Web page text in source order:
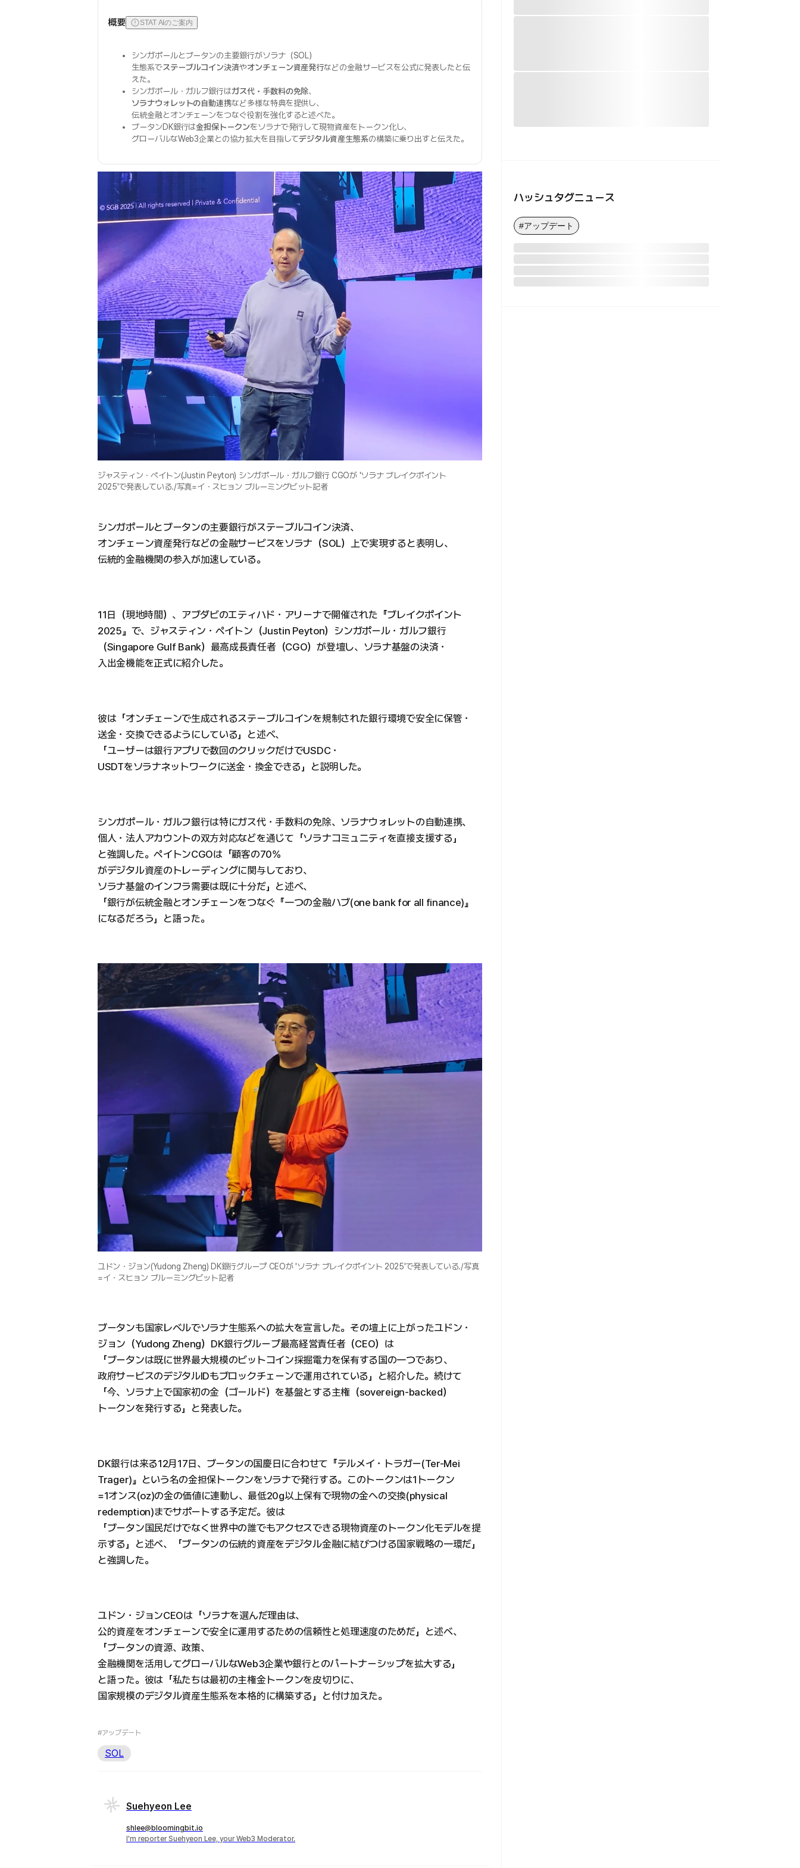
概要 STAT AIのご案内
シンガポールとブータンの主要銀行がソラナ（SOL）
生態系でステーブルコイン決済やオンチェーン資産発行などの金融サービスを公式に発表したと伝
えた。
シンガポール・ガルフ銀行はガス代・手数料の免除、
ソラナウォレットの自動連携など多様な特典を提供し、
伝統金融とオンチェーンをつなぐ役割を強化すると述べた。
ブータンDK銀行は金担保トークンをソラナで発行して現物資産をトークン化し、
グローバルなWeb3企業との協力拡大を目指してデジタル資産生態系の構築に乗り出すと伝えた。
ジャスティン・ペイトン(Justin Peyton) シンガポール・ガルフ銀行 CGOが 'ソラナ ブレイクポイント
2025'で発表している./写真=イ・スヒョン ブルーミングビット記者
シンガポールとブータンの主要銀行がステーブルコイン決済、
オンチェーン資産発行などの金融サービスをソラナ（SOL）上で実現すると表明し、
伝統的金融機関の参入が加速している。
11日（現地時間）、アブダビのエティハド・アリーナで開催された『ブレイクポイント
2025』で、ジャスティン・ペイトン（Justin Peyton）シンガポール・ガルフ銀行
（Singapore Gulf Bank）最高成長責任者（CGO）が登壇し、ソラナ基盤の決済・
入出金機能を正式に紹介した。
彼は「オンチェーンで生成されるステーブルコインを規制された銀行環境で安全に保管・
送金・交換できるようにしている」と述べ、
「ユーザーは銀行アプリで数回のクリックだけでUSDC・
USDTをソラナネットワークに送金・換金できる」と説明した。
シンガポール・ガルフ銀行は特にガス代・手数料の免除、ソラナウォレットの自動連携、
個人・法人アカウントの双方対応などを通じて「ソラナコミュニティを直接支援する」
と強調した。ペイトンCGOは「顧客の70%
がデジタル資産のトレーディングに関与しており、
ソラナ基盤のインフラ需要は既に十分だ」と述べ、
「銀行が伝統金融とオンチェーンをつなぐ『一つの金融ハブ(one bank for all finance)』
になるだろう」と語った。
ユドン・ジョン(Yudong Zheng) DK銀行グループ CEOが 'ソラナ ブレイクポイント 2025'で発表している./写真
=イ・スヒョン ブルーミングビット記者
ブータンも国家レベルでソラナ生態系への拡大を宣言した。その壇上に上がったユドン・
ジョン（Yudong Zheng）DK銀行グループ最高経営責任者（CEO）は
「ブータンは既に世界最大規模のビットコイン採掘電力を保有する国の一つであり、
政府サービスのデジタルIDもブロックチェーンで運用されている」と紹介した。続けて
「今、ソラナ上で国家初の金（ゴールド）を基盤とする主権（sovereign-backed）
トークンを発行する」と発表した。
DK銀行は来る12月17日、ブータンの国慶日に合わせて『テルメイ・トラガー(Ter-Mei
Trager)』という名の金担保トークンをソラナで発行する。このトークンは1トークン
=1オンス(oz)の金の価値に連動し、最低20g以上保有で現物の金への交換(physical
redemption)までサポートする予定だ。彼は
「ブータン国民だけでなく世界中の誰でもアクセスできる現物資産のトークン化モデルを提
示する」と述べ、「ブータンの伝統的資産をデジタル金融に結びつける国家戦略の一環だ」
と強調した。
ユドン・ジョンCEOは「ソラナを選んだ理由は、
公的資産をオンチェーンで安全に運用するための信頼性と処理速度のためだ」と述べ、
「ブータンの資源、政策、
金融機関を活用してグローバルなWeb3企業や銀行とのパートナーシップを拡大する」
と語った。彼は「私たちは最初の主権金トークンを皮切りに、
国家規模のデジタル資産生態系を本格的に構築する」と付け加えた。
#アップデート
SOL
Suehyeon Lee
shlee@bloomingbit.io
I'm reporter Suehyeon Lee, your Web3 Moderator.
ハッシュタグニュース
#アップデート